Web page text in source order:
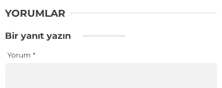
YORUMLAR
Bir yanıt yazın
Yorum *